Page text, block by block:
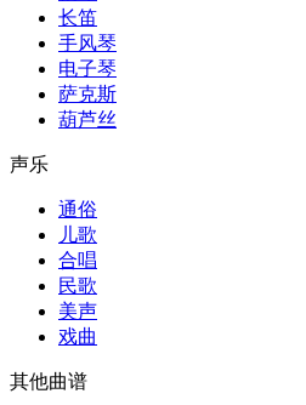
长笛
手风琴
电子琴
萨克斯
葫芦丝
声乐
通俗
儿歌
合唱
民歌
美声
戏曲
其他曲谱